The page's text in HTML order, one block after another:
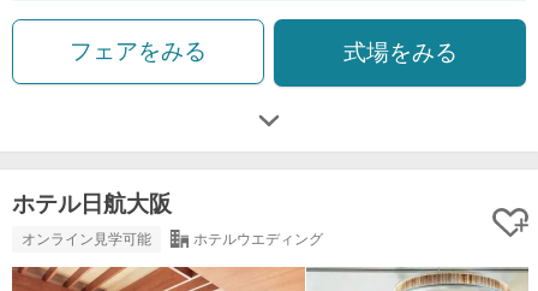
フェアをみる 式場をみる
ホテル日航大阪
オンライン見学可能 ホテルウエディング